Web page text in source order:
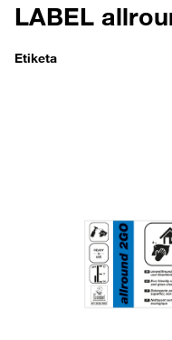
LABEL
Etiketa